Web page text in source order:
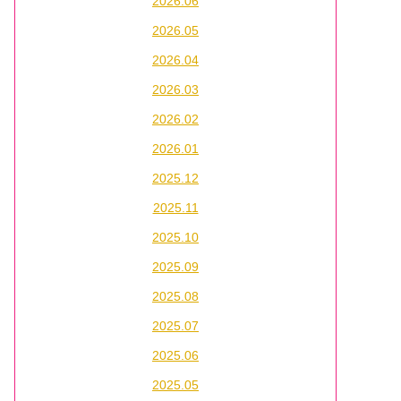
2026.05
2026.04
2026.03
2026.02
2026.01
2025.12
2025.11
2025.10
2025.09
2025.08
2025.07
2025.06
2025.05